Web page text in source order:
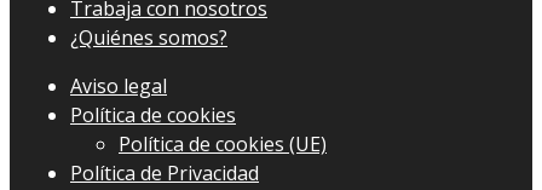
Trabaja con nosotros
¿Quiénes somos?
Aviso legal
Política de cookies
Política de cookies (UE)
Política de Privacidad